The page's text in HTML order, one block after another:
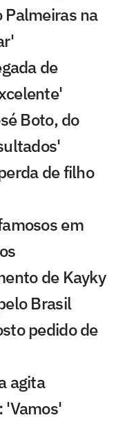
Palmeiras na
de
Boto, do
de filho
em
de Kayky
Brasil
pedido de
agita
'Vamos'